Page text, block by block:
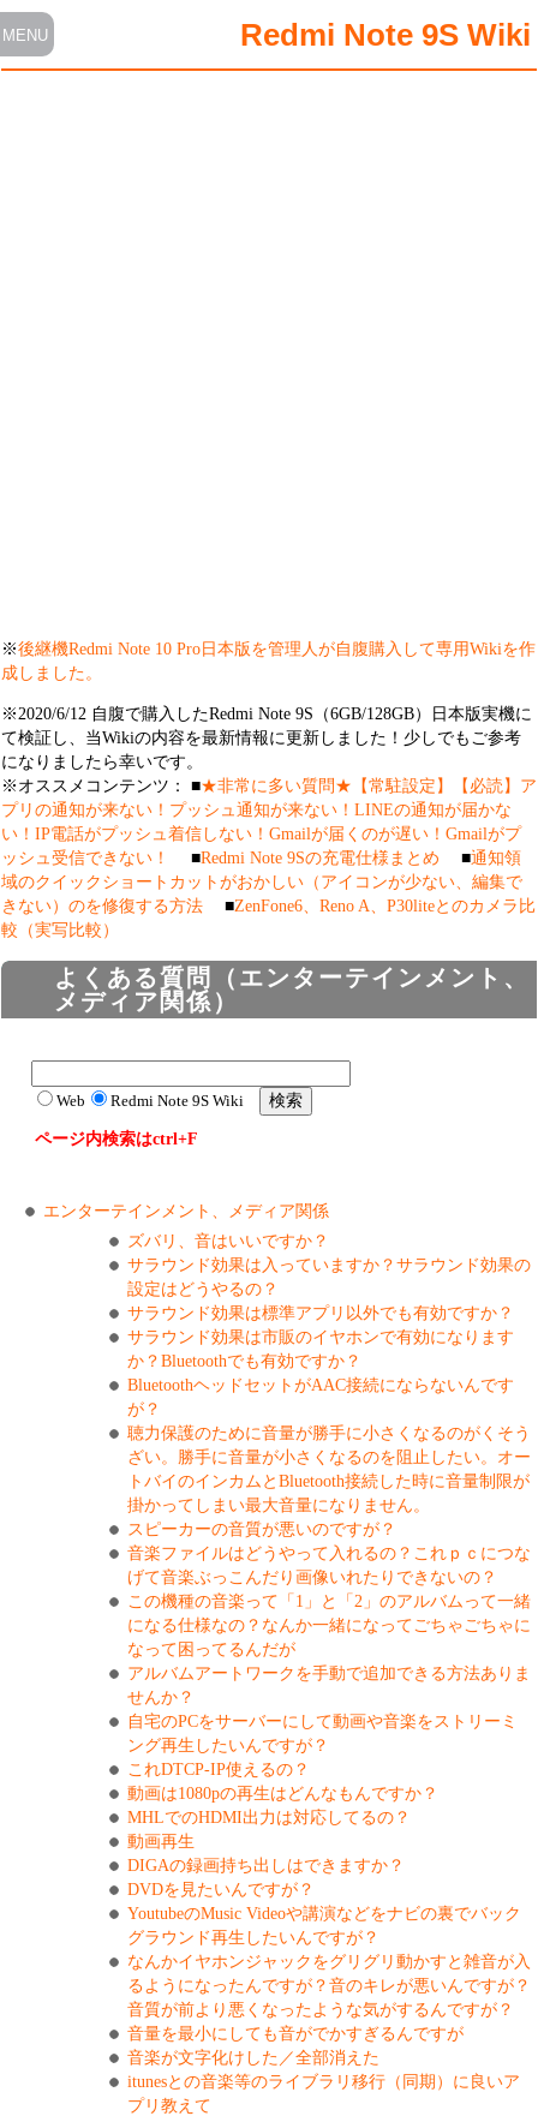
MENU Redmi Note 9S Wiki
※後継機Redmi Note 10 Pro日本版を管理人が自腹購入して専用Wikiを作
成しました。
※2020/6/12 自腹で購入したRedmi Note 9S（6GB/128GB）日本版実機に
て検証し、当Wikiの内容を最新情報に更新しました！少しでもご参考
になりましたら幸いです。
※オススメコンテンツ： ■★非常に多い質問★【常駐設定】【必読】ア
プリの通知が来ない！プッシュ通知が来ない！LINEの通知が届かな
い！IP電話がプッシュ着信しない！Gmailが届くのが遅い！Gmailがプ
ッシュ受信できない！
■Redmi Note 9Sの充電仕様まとめ ■通知領
域のクイックショートカットがおかしい（アイコンが少ない、編集で
きない）のを修復する方法 ■ZenFone6、Reno A、P30liteとのカメラ比
較（実写比較）
よくある質問（エンターテインメント、
メディア関係）
Web Redmi Note 9S Wiki
ページ内検索はctrl+F
エンターテインメント、メディア関係
ズバリ、音はいいですか？
サラウンド効果は入っていますか？サラウンド効果の
設定はどうやるの？
サラウンド効果は標準アプリ以外でも有効ですか？
サラウンド効果は市販のイヤホンで有効になります
か？Bluetoothでも有効ですか？
BluetoothヘッドセットがAAC接続にならないんです
が？
聴力保護のために音量が勝手に小さくなるのがくそう
ざい。勝手に音量が小さくなるのを阻止したい。オー
トバイのインカムとBluetooth接続した時に音量制限が
掛かってしまい最大音量になりません。
スピーカーの音質が悪いのですが？
音楽ファイルはどうやって入れるの？これｐｃにつな
げて音楽ぶっこんだり画像いれたりできないの？
この機種の音楽って「1」と「2」のアルバムって一緒
になる仕様なの？なんか一緒になってごちゃごちゃに
なって困ってるんだが
アルバムアートワークを手動で追加できる方法ありま
せんか？
自宅のPCをサーバーにして動画や音楽をストリーミ
ング再生したいんですが？
これDTCP-IP使えるの？
動画は1080pの再生はどんなもんですか？
MHLでのHDMI出力は対応してるの？
動画再生
DIGAの録画持ち出しはできますか？
DVDを見たいんですが？
YoutubeのMusic Videoや講演などをナビの裏でバック
グラウンド再生したいんですが？
なんかイヤホンジャックをグリグリ動かすと雑音が入
るようになったんですが？音のキレが悪いんですが？
音質が前より悪くなったような気がするんですが？
音量を最小にしても音がでかすぎるんですが
音楽が文字化けした／全部消えた
itunesとの音楽等のライブラリ移行（同期）に良いア
プリ教えて